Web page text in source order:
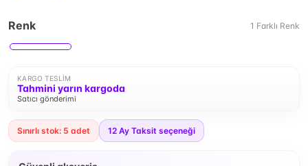
Renk 1 Farklı Renk
KARGO TESLIM
Tahmini yarın kargoda
Satıcı gönderimi
Sınırlı stok: 5 adet 12 Ay Taksit seçeneği